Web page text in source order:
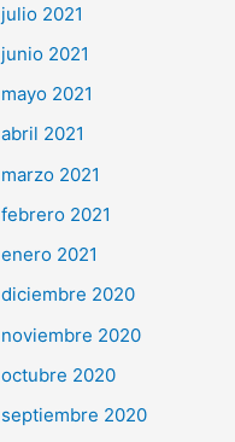
julio 2021
junio 2021
mayo 2021
abril 2021
marzo 2021
febrero 2021
enero 2021
diciembre 2020
noviembre 2020
octubre 2020
septiembre 2020